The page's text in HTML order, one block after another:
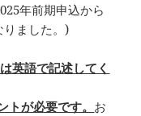
年前期申込から
りました。)
英語で記述してく
が必要です。 お